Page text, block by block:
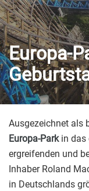
Europa-
Ausgezeichnet als
Europa-Parkin das
ergreifenden und
Inhaber Roland
in Deutschlands